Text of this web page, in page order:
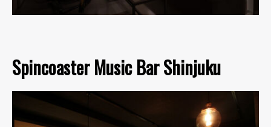
Spincoaster Music Bar Shinjuku